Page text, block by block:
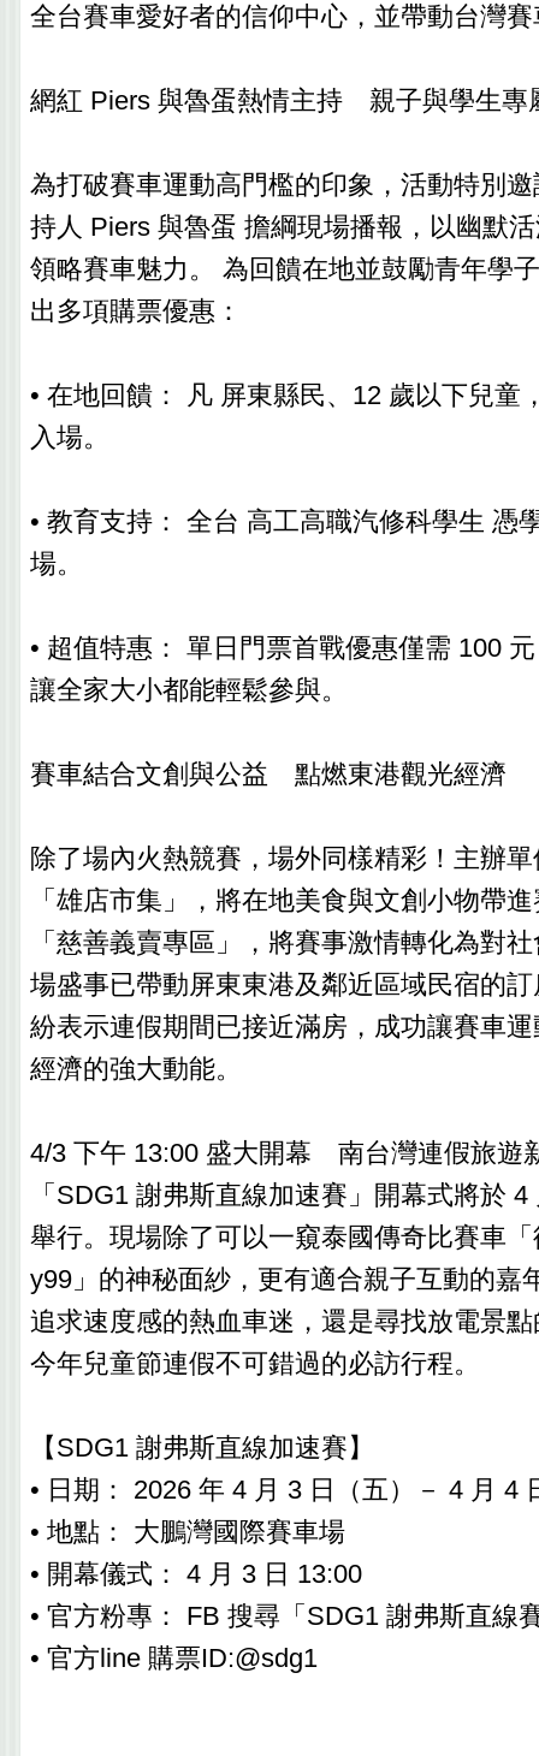
全台賽車愛好者的信仰中心，並帶動台灣
網紅 Piers 與魯蛋熱情主持 親子與學生專
為打破賽車運動高門檻的印象，活動特別
持人 Piers 與魯蛋 擔綱現場播報，以幽默
領略賽車魅力。 為回饋在地並鼓勵青年學
出多項購票優惠：
• 在地回饋： 凡 屏東縣民、12 歲以下兒童
入場。
• 教育支持： 全台 高工高職汽修科學生 憑
場。
• 超值特惠： 單日門票首戰優惠僅需 100
讓全家大小都能輕鬆參與。
賽車結合文創與公益 點燃東港觀光經濟
除了場內火熱競賽，場外同樣精彩！主辦
「雄店市集」，將在地美食與文創小物帶
「慈善義賣專區」，將賽事激情轉化為對
場盛事已帶動屏東東港及鄰近區域民宿的
紛表示連假期間已接近滿房，成功讓賽車
經濟的強大動能。
4/3 下午 13:00 盛大開幕 南台灣連假旅遊
「SDG1 謝弗斯直線加速賽」開幕式將於
舉行。現場除了可以一窺泰國傳奇比賽車
y99」的神秘面紗，更有適合親子互動的嘉
追求速度感的熱血車迷，還是尋找放電景
今年兒童節連假不可錯過的必訪行程。
【SDG1 謝弗斯直線加速賽】
• 日期： 2026 年 4 月 3 日（五）－ 4 月 4
• 地點： 大鵬灣國際賽車場
• 開幕儀式： 4 月 3 日 13:00
• 官方粉專： FB 搜尋「SDG1 謝弗斯直線
• 官方line 購票ID:@sdg1